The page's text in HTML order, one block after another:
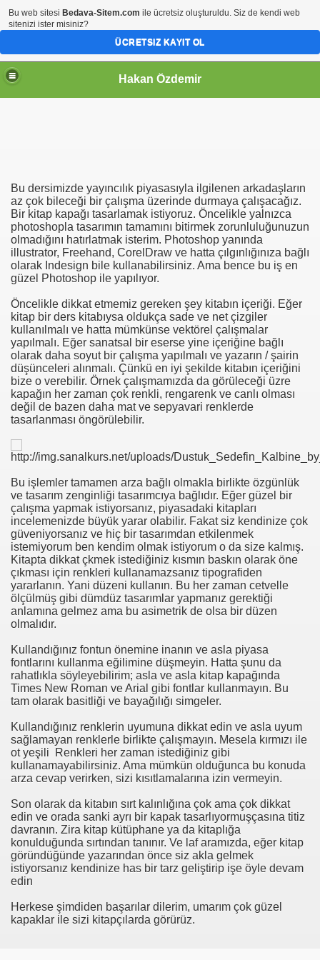
Hakan Özdemir
Bu dersimizde yayıncılık piyasasıyla ilgilenen arkadaşların
az çok bileceği bir çalışma üzerinde durmaya çalışacağız.
Bir kitap kapağı tasarlamak istiyoruz. Öncelikle yalnızca
photoshopla tasarımın tamamını bitirmek zorunluluğunuzun
olmadığını hatırlatmak isterim. Photoshop yanında
illustrator, Freehand, CorelDraw ve hatta çılgınlığınıza bağlı
olarak Indesign bile kullanabilirsiniz. Ama bence bu iş en
güzel Photoshop ile yapılıyor.
Öncelikle dikkat etmemiz gereken şey kitabın içeriği. Eğer
kitap bir ders kitabıysa oldukça sade ve net çizgiler
kullanılmalı ve hatta mümkünse vektörel çalışmalar
yapılmalı. Eğer sanatsal bir eserse yine içeriğine bağlı
olarak daha soyut bir çalışma yapılmalı ve yazarın / şairin
düşünceleri alınmalı. Çünkü en iyi şekilde kitabın içeriğini
bize o verebilir. Örnek çalışmamızda da görüleceği üzre
kapağın her zaman çok renkli, rengarenk ve canlı olması
değil de bazen daha mat ve sepyavari renklerde
tasarlanması öngörülebilir.
Bu işlemler tamamen arza bağlı olmakla birlikte özgünlük
ve tasarım zenginliği tasarımcıya bağlıdır. Eğer güzel bir
çalışma yapmak istiyorsanız, piyasadaki kitapları
incelemenizde büyük yarar olabilir. Fakat siz kendinize çok
güveniyorsanız ve hiç bir tasarımdan etkilenmek
istemiyorum ben kendim olmak istiyorum o da size kalmış.
Kitapta dikkat çkmek istediğiniz kısmın baskın olarak öne
çıkması için renkleri kullanamazsanız tipografiden
yararlanın. Yani düzeni kullanın. Bu her zaman cetvelle
ölçülmüş gibi dümdüz tasarımlar yapmanız gerektiği
anlamına gelmez ama bu asimetrik de olsa bir düzen
olmalıdır.
Kullandığınız fontun önemine inanın ve asla piyasa
fontlarını kullanma eğilimine düşmeyin. Hatta şunu da
rahatlıkla söyleyebilirim; asla ve asla kitap kapağında
Times New Roman ve Arial gibi fontlar kullanmayın. Bu
tam olarak basitliği ve bayağılığı simgeler.
Kullandığınız renklerin uyumuna dikkat edin ve asla uyum
sağlamayan renklerle birlikte çalışmayın. Mesela kırmızı ile
ot yeşili
Renkleri her zaman istediğiniz gibi
kullanamayabilirsiniz. Ama mümkün olduğunca bu konuda
arza cevap verirken, sizi kısıtlamalarına izin vermeyin.
Son olarak da kitabın sırt kalınlığına çok ama çok dikkat
edin ve orada sanki ayrı bir kapak tasarlıyormuşçasına titiz
davranın. Zira kitap kütüphane ya da kitaplığa
konulduğunda sırtından tanınır. Ve laf aramızda, eğer kitap
göründüğünde yazarından önce siz akla gelmek
istiyorsanız kendinize has bir tarz geliştirip işe öyle devam
edin
Herkese şimdiden başarılar dilerim, umarım çok güzel
kapaklar ile sizi kitapçılarda görürüz.
Bu web sitesi Bedava-Sitem.com ile ücretsiz oluşturuldu. Siz de kendi web
sitenizi ister misiniz?
ÜCRETSIZ KAYIT OL